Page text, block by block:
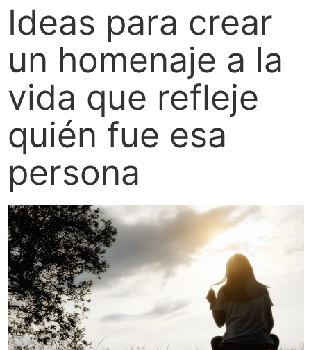
Ideas para crear
un homenaje a la
vida que refleje
quién fue esa
persona